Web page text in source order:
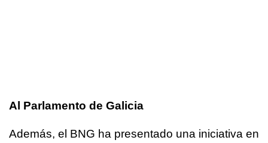
Al Parlamento de Galicia
Además, el BNG ha presentado una iniciativa en